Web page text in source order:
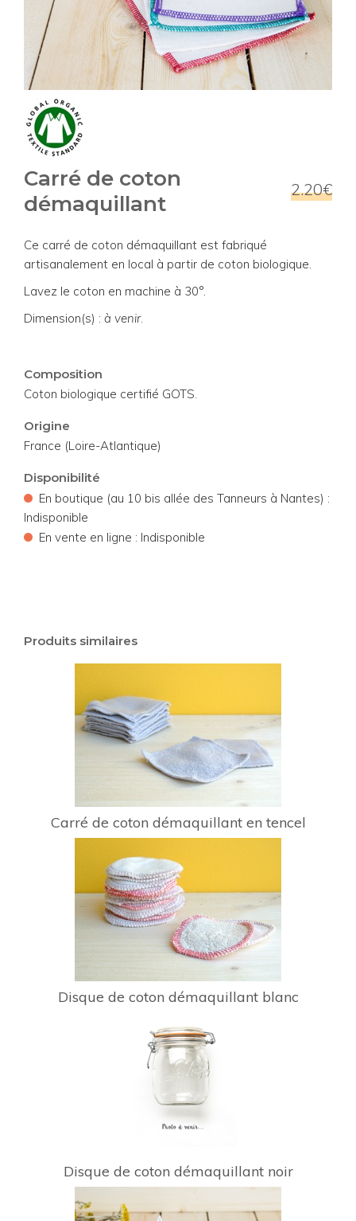
2.20€
Carré de coton
démaquillant
Ce carré de coton démaquillant est fabriqué
artisanalement en local à partir de coton biologique.
Lavez le coton en machine à 30°.
Dimension(s) : à venir.
Composition
Coton biologique certifié GOTS.
Origine
France (Loire-Atlantique)
Disponibilité
• En boutique (au 10 bis allée des Tanneurs à Nantes) :
Indisponible
• En vente en ligne : Indisponible
Produits similaires
Carré de coton démaquillant en tencel
Disque de coton démaquillant blanc
Disque de coton démaquillant noir